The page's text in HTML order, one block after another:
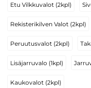
Etu Vilkkuvalot (2kpl)
Rekisterikilven Valot (2kpl)
Peruutusvalot (2kpl)
Lisäjarruvalo (1kpl)
Kaukovalot (2kpl)